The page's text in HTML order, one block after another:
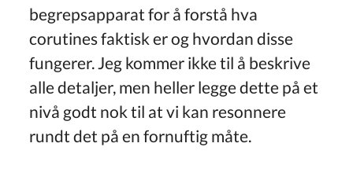
begrepsapparat for å forstå hva
corutines faktisk er og hvordan disse
fungerer. Jeg kommer ikke til å beskrive
alle detaljer, men heller legge dette på et
nivå godt nok til at vi kan resonnere
rundt det på en fornuftig måte.